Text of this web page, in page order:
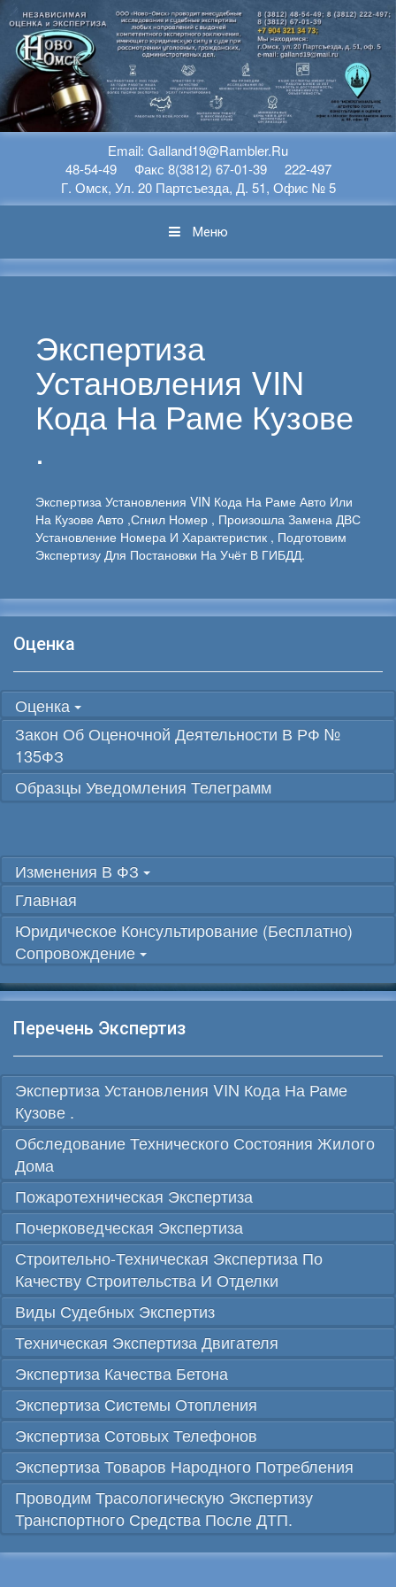
Перейти К Содержимому
Еmail: Galland19@rambler.ru
48-54-49 Факс 8(3812) 67-01-39 222-497
Г. Омск, Ул. 20 Партсъезда, Д. 51, Офис № 5
Меню
Экспертиза
Установления VIN
Кода На Раме Кузове
.
Экспертиза Установления VIN Кода На Раме Авто Или
На Кузове Авто ,сгнил Номер , Произошла Замена ДВС
Установление Номера И Характеристик , Подготовим
Экспертизу Для Постановки На Учёт В ГИБДД.
Оценка
Оценка
Закон Об Оценочной Деятельности В РФ №
135ФЗ
Образцы Уведомления Телеграмм
Изменения В ФЗ
Главная
Юридическое Консультирование (бесплатно)
Сопровождение
Перечень Экспертиз
Экспертиза Установления VIN Кода На Раме
Кузове .
Обследование Технического Состояния Жилого
Дома
Пожаротехническая Экспертиза
Почерковедческая Экспертиза
Строительно-Техническая Экспертиза По
Качеству Строительства И Отделки
Виды Судебных Экспертиз
Техническая Экспертиза Двигателя
Экспертиза Качества Бетона
Экспертиза Системы Отопления
Экспертиза Сотовых Телефонов
Экспертиза Товаров Народного Потребления
Проводим Трасологическую Экспертизу
Транспортного Средства После ДТП.